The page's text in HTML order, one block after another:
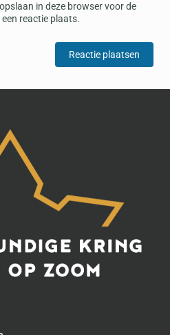
in deze browser voor de
reactie plaats.